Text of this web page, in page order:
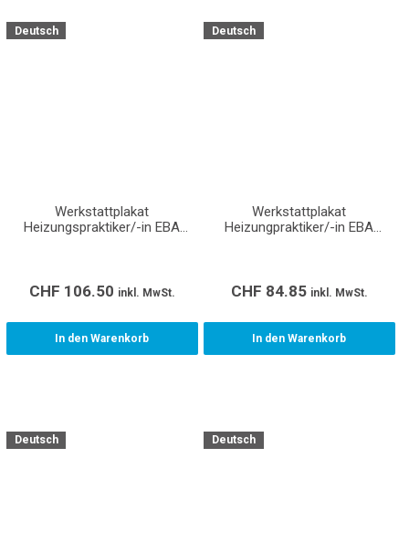
Deutsch
Werkstattplakat
Heizungspraktiker/-in EBA
CHF 106.50 inkl. MwSt.
In den Warenkorb
Deutsch
Werkstattplakat
Heizungpraktiker/-in EBA
CHF 84.85 inkl. MwSt.
In den Warenkorb
Deutsch Deutsch